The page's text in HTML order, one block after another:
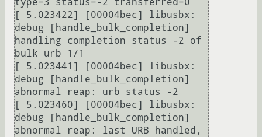
type=3 status=-2 transferred=0
[ 5.023422] [00004bec] libusbx:
debug [handle_bulk_completion]
handling completion status -2 of
bulk urb 1/1
[ 5.023441] [00004bec] libusbx:
debug [handle_bulk_completion]
abnormal reap: urb status -2
[ 5.023460] [00004bec] libusbx:
debug [handle_bulk_completion]
abnormal reap: last URB handled,